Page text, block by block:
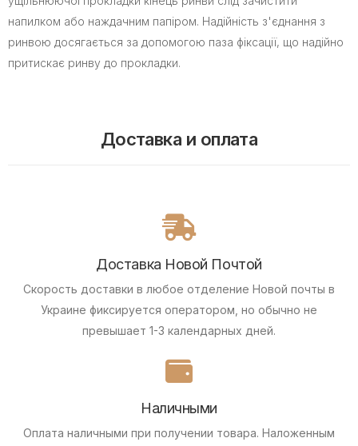
напилком або наждачним папіром. Надійність з'єднання з
ринвою досягається за допомогою паза фіксації, що надійно
притискає ринву до прокладки.
Доставка и оплата
Доставка Новой Почтой
Скорость доставки в любое отделение Новой почты в
Украине фиксируется оператором, но обычно не
превышает 1-3 календарных дней.
Наличными
Оплата наличными при получении товара. Наложенным